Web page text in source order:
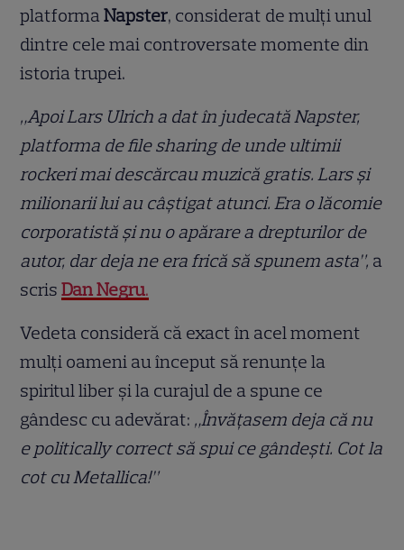
platformaNapster, considerat de mulți unul
dintre cele mai controversate momente din
istoria trupei.
„Apoi Lars Ulrich a dat în judecată Napster,
platforma de file sharing de unde ultimii
rockeri mai descărcau muzică gratis. Lars și
milionarii lui au câștigat atunci. Era o lăcomie
corporatistă și nu o apărare a drepturilor de
autor, dar deja ne era frică să spunem asta”, a
scrisDan Negru.
Vedeta consideră că exact în acel moment
mulți oameni au început să renunțe la
spiritul liber și la curajul de a spune ce
gândesc cu adevărat: „Învățasem deja că nu
e politically correct să spui ce gândești. Cot la
cot cu Metallica!”